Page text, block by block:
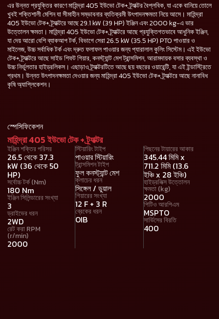
এর উন্নত প্রযুক্তির কারণে মাহিন্দ্রা 405 ইউভো টেক+ ট্র্যাক্টর বৈপ্লবিক, যা একে বানিয়ে তোলে
খুবই শক্তিশালী মেশিন যা সীমাহীন সম্ভাবনার ব্যতিক্রমী উৎপাদনক্ষমতা নিয়ে আসে। মাহিন্দ্রা
405 ইউভো টেক+ ট্র্যাক্টরে আছে 29.1 kW (39 HP) ইঞ্জিন এবং 2000 kg-এ ভার
উত্তোলন ক্ষমতা। মাহিন্দ্রা 405 ইউভো টেক+ ট্র্যাক্টরে আছে প্রযুক্তিগতভাবে আধুনিক ইঞ্জিন,
যা দেয় আরো বেশি ব্যাকআপ টর্ক, বিভাগে সেরা 26.5 kW (35.5 HP) PTO পাওয়ার ও
মাইলেজ, উচ্চ সর্বাধিক টর্ক এবং দ্রুত ফলাফল পাওয়ার জন্য প্যারালাল কুলিং সিস্টেম। এই ইউভো
টেক+ ট্র্যাক্টরে আছে সাইড শিফট গিয়ার, কনস্ট্যান্ট মেশ ট্রান্সমিশন, আরামদায়ক বসার ব্যবস্থা ও
উচ্চ নির্ভুলতার হাইড্রলিকস। এছাড়াও ট্র্যাক্টরটিতে আছে ছয় বছরের ওয়ারেন্টি, যা এই ইন্ডাস্ট্রিতে
প্রথম। উন্নত উৎপাদনক্ষমতা দেওয়ার জন্য মাহিন্দ্রা 405 ইউভো টেক+ ট্র্যাক্টরে আছে নানাবিধ
কৃষি অ্যাপ্লিকেশন।
স্পেসিফিকেশন
মাহিন্দ্রা 405 ইউভো টেক + ট্র্যাক্টর
ইঞ্জিন শক্তির পরিসর
26.5 থেকে 37.3
kW (36 থেকে 50
HP)
সর্বোচ্চ টর্ক (Nm)
180 Nm
ইঞ্জিন সিলিন্ডারের সংখ্যা
3
ড্রাইভের ধরন
2WD
রেট করা RPM
(r/min)
2000
স্টিয়ারিং টাইপ
পাওয়ার স্টিয়ারিং
ট্রান্সমিশন টাইপ
ফুল কনস্ট্যান্ট মেশ
ক্লাচের ধরন
সিঙ্গেল / ডুয়াল
গিয়ারের সংখ্যা
12 F + 3 R
ব্রেকের ধরন
OIB
পিছনের টায়ারের আকার
345.44 মিমি x
711.2 মিমি (13.6
ইঞ্চি x 28 ইঞ্চি)
হাইড্রলিক্স উত্তোলন
ক্ষমতা (kg)
2000
পিটিও আরপিএম
MSPTO
সার্ভিসের বিরতি
400